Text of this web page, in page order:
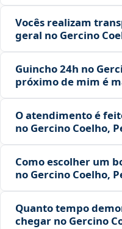
Vocês realizam
geral no Gercino
Guincho 24h no
próximo de mim é
O atendimento é
no Gercino Coelho,
Como escolher um
no Gercino Coelho,
Quanto tempo
chegar no Gercino